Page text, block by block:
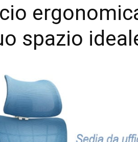
spazio